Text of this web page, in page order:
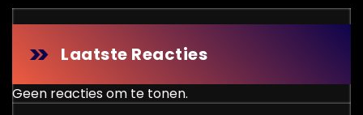
Laatste Reacties
Geen reacties om te tonen.